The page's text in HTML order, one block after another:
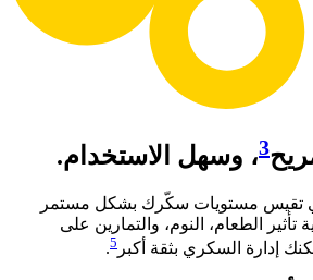
3، وسهل الاستخدام.
تقيس مستويات سكّرك بشكل مستمر
الطعام، النوم، والتمارين على
إدارة السكري بثقة أكبر 5
. ​